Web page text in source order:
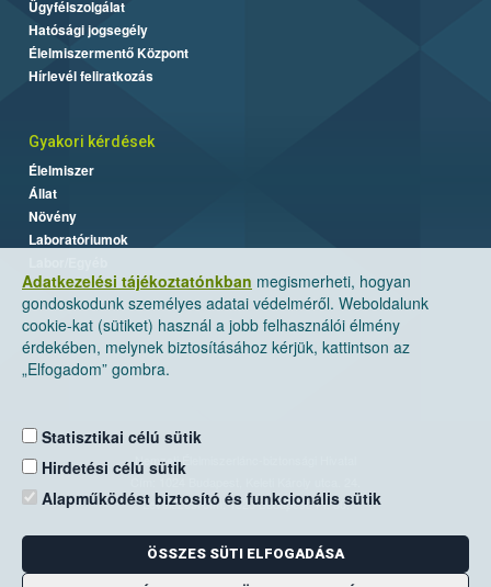
Adatkezelési tájékoztatónkban megismerheti, hogyan
gondoskodunk személyes adatai védelméről. Weboldalunk
cookie-kat (sütiket) használ a jobb felhasználói élmény
érdekében, melynek biztosításához kérjük, kattintson az
„Elfogadom” gombra.
Statisztikai célú sütik
Hirdetési célú sütik
Alapműködést biztosító és funkcionális sütik
ÖSSZES SÜTI ELFOGADÁSA
Ügyfélszolgálat
Hatósági jogsegély
Élelmiszermentő Központ
Hírlevél feliratkozás
Gyakori kérdések
Élelmiszer
Állat
Növény
Laboratóriumok
Nemzeti Élelmiszerlánc-biztonsági Hivatal
Levelezési cím: 1525 Budapest. Pf. 30.
E-mail:ugyfelszolgalat@nebih.gov.hu